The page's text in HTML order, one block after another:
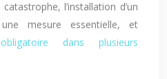
l’installation d’un
mesure essentielle, et
dans plusieurs